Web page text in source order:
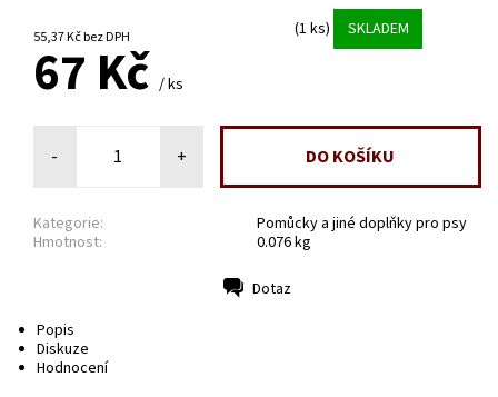
55,37 Kč bez DPH (1 ks) SKLADEM
67 Kč / ks
- +
Kategorie:
Pomůcky a jiné doplňky pro psy
Hmotnost:
0.076 kg
Dotaz
Popis
Diskuze
Hodnocení